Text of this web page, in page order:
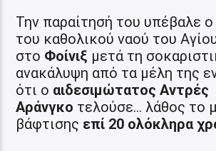
Την παραίτησή του υπέβαλε
του καθολικού ναού του
στο Φοίνιξ μετά τη
ανακάλυψη από τα μέλη της
ότι ο αιδεσιμώτατος Αντρές
Αράνγκο τελούσε… λάθος το
βάφτισης επί 20 ολόκληρα